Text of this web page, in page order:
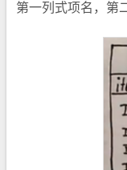
第一列式项名，第